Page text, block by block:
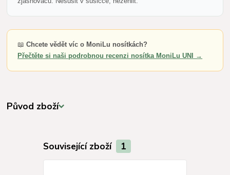
📖Chcete vědět víc o MoniLu nosítkách?
Přečtěte si naši podrobnou recenzi nosítka MoniLu UNI →
Původ zboží
Související zboží 1